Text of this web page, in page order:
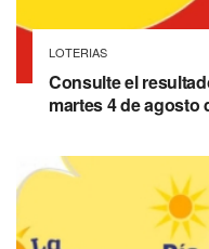
LOTERIAS
Consulte el
martes 4 de agosto